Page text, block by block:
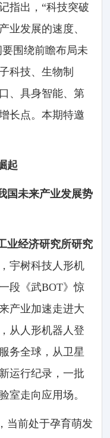
指出，“科技突破
业发展的速度、
围绕前瞻布局未
科技、生物制
、具身智能、第
长点。本期特邀
起
国未来产业发展势
业经济研究所研究
宇树科技人形机
段《武BOT》惊
产业加速走进大
从人形机器人登
务全球，从卫星
运行纪录，一批
室走向应用场。
当前处于孕育萌发